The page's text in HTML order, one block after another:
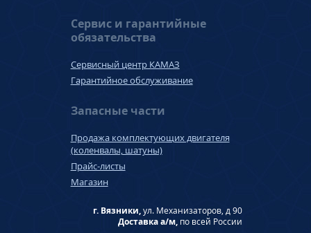
Сервис и гарантийные
обязательства
Сервисный центр КАМАЗ
Гарантийное обслуживание
Запасные части
Продажа комплектующих двигателя
(коленвалы, шатуны)
Прайс-листы
Магазин
г. Вязники,ул. Механизаторов, д 90
Доставка а/м, по всей России